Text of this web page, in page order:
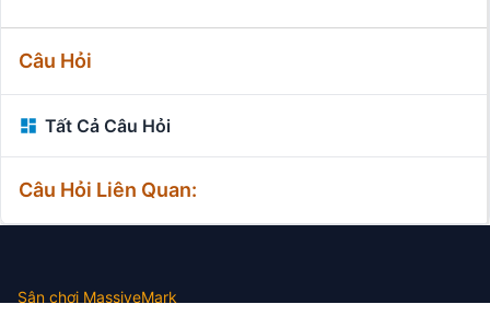
Câu Hỏi
Tất Cả Câu Hỏi
Câu Hỏi Liên Quan:
Sân chơi MassiveMark